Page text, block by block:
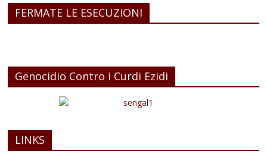
FERMATE LE ESECUZIONI
Genocidio Contro i Curdi Ezidi
LINKS